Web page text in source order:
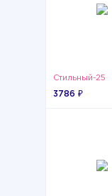
Стильный-25
3786 ₽